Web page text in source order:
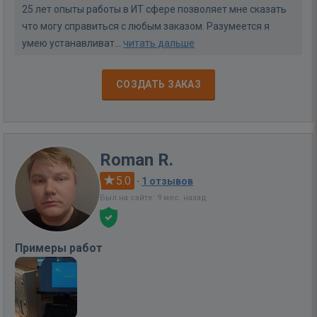
25 лет опыты работы в ИТ сфере позволяет мне сказать
что могу справиться с любым заказом. Разумеется я
умею устанавливат... читать дальше
СОЗДАТЬ ЗАКАЗ
Roman R.
5.0 · 1 отзывов
Был на сайте: 9 мес. назад
Примеры работ